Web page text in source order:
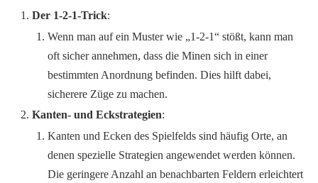
Der 1-2-1-Trick:
Wenn man auf ein Muster wie „1-2-1“ stößt, kann man
oft sicher annehmen, dass die Minen sich in einer
bestimmten Anordnung befinden. Dies hilft dabei,
sicherere Züge zu machen.
Kanten- und Eckstrategien:
Kanten und Ecken des Spielfelds sind häufig Orte, an
denen spezielle Strategien angewendet werden können.
Die geringere Anzahl an benachbarten Feldern erleichtert